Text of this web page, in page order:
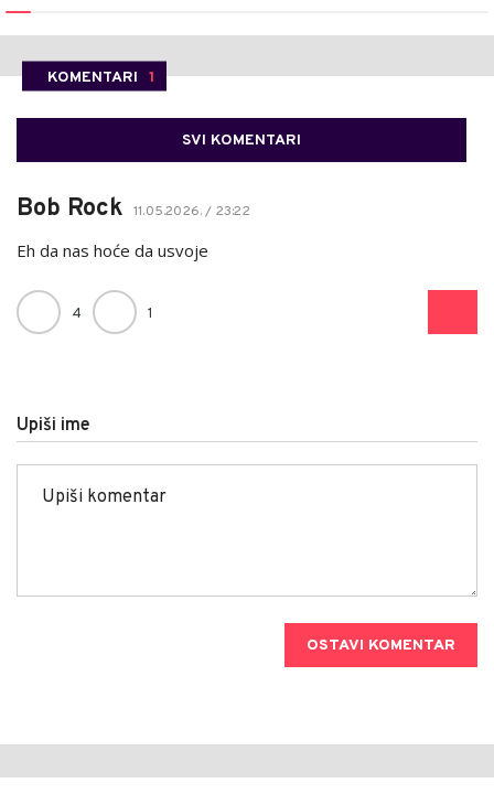
KOMENTARI 1
SVI KOMENTARI
Bob Rock 11.05.2026. / 23:22
Eh da nas hoće da usvoje
4 1
Upiši ime
OSTAVI KOMENTAR